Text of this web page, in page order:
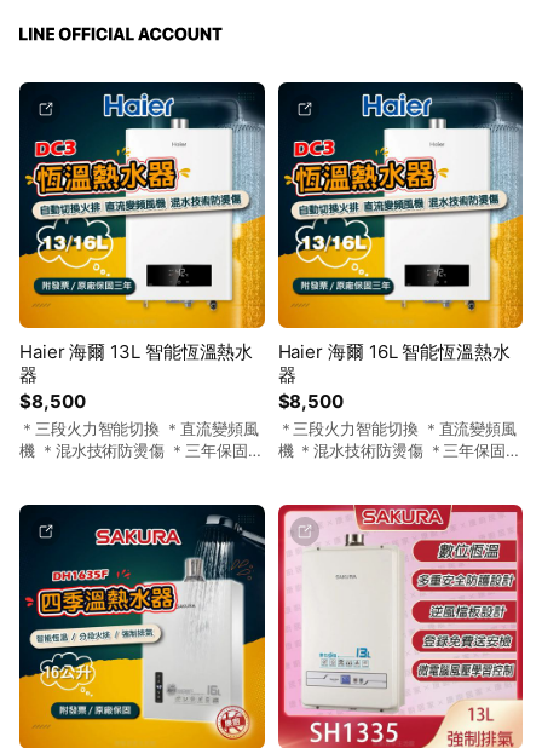
$8,500
Haier 海爾 13L 智能恆溫熱水
器
＊三段火力智能切換 ＊直流變頻風
機 ＊混水技術防燙傷 ＊三年保固免
$8,500
Haier 海爾 16L 智能恆溫熱水
器
＊三段火力智能切換 ＊直流變頻風
機 ＊混水技術防燙傷 ＊三年保固免